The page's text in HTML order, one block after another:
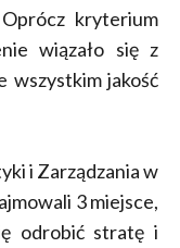
kryterium
wiązało się z
wszystkim jakość
i Zarządzania w
3 miejsce,
odrobić stratę i